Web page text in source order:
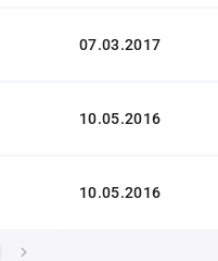
07.03.2017
10.05.2016
10.05.2016